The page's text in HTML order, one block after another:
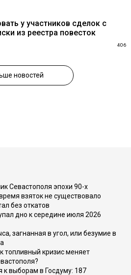
у участников сделок с
из реестра повесток
406
новостей
Севастополя эпохи 90-х
взяток не существовало
без откатов
дно к середине июля 2026
загнанная в угол, или безумие в
топливный кризис меняет
к выборам в Госдуму: 187